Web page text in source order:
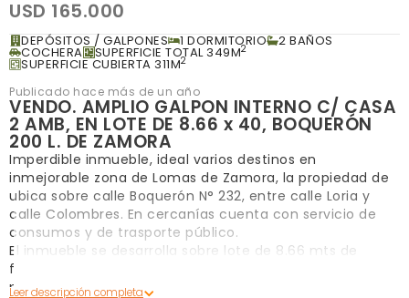
USD 165.000
DEPÓSITOS / GALPONES 1 DORMITORIO 2 BAÑOS
COCHERA SUPERFICIE TOTAL 349M2
SUPERFICIE CUBIERTA 311M2
Publicado hace más de un año
VENDO. AMPLIO GALPON INTERNO C/ CASA
2 AMB, EN LOTE DE 8.66 x 40, BOQUERÓN
200 L. DE ZAMORA
Imperdible inmueble, ideal varios destinos en
inmejorable zona de Lomas de Zamora, la propiedad de
ubica sobre calle Boquerón N° 232, entre calle Loria y
calle Colombres. En cercanías cuenta con servicio de
consumos y de trasporte público.
El inmueble se desarrolla sobre lote de 8.66 mts de
frente por 40.35 mts de fondo. Al frente paredón y
portón de ingreso, en su interior nos recibe jardín al